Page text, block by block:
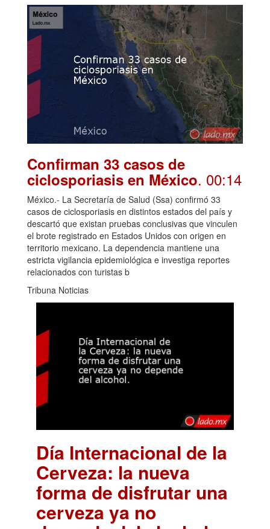
Confirman 33 casos de
ciclosporiasis en México. 00:14
México.- La Secretaría de Salud (Ssa) confirmó 33
casos de ciclosporiasis en distintos estados del país y
descartó que existan pruebas conclusivas que vinculen
el brote registrado en Estados Unidos con origen en
territorio mexicano. La dependencia mantiene una
estricta vigilancia epidemiológica e investiga reportes
relacionados con turistas b
Tribuna Noticias
Día Internacional de la
Cerveza: la nueva
forma de disfrutar una
cerveza ya no